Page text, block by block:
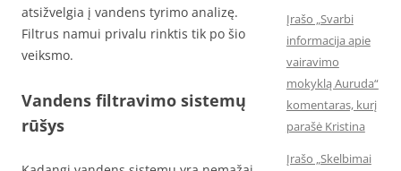
atsižvelgia į vandens tyrimo analizę.
Filtrus namui privalu rinktis tik po šio
veiksmo.
Vandens filtravimo sistemų
rūšys
Įrašo „Svarbi
informacija apie
vairavimo
mokyklą Auruda“
komentaras, kurį
parašė Kristina
Įrašo „Skelbimai